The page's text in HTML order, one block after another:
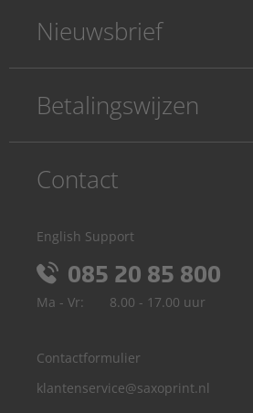
Nieuwsbrief
Betalingswijzen
Contact
English Support
085 20 85 800
Ma - Vr: 8.00 - 17.00 uur
Contactformulier
klantenservice@saxoprint.nl